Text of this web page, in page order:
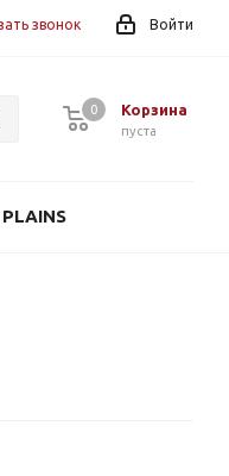
Войти
звонок
Корзина
0
пуста
0